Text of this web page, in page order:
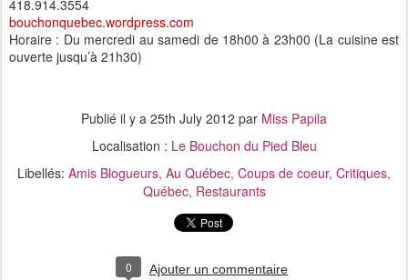
418.914.3554
bouchonquebec.wordpress.com
Horaire : Du mercredi au samedi de 18h00 à 23h00 (La cuisine est
ouverte jusqu’à 21h30)
Publié il y a 25th July 2012 par Miss Papila
Localisation : Le Bouchon du Pied Bleu
Libellés: Amis Blogueurs Au Québec Coups de coeur Critiques
Québec Restaurants
0 Ajouter un commentaire